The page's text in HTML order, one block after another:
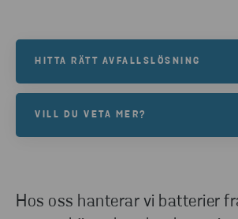
Hos oss hanterar vi batterier
HITTA RÄTT AVFALLSLÖSNING
KONTAKTA OSS
VILL DU VETA MER?
nytt liv i andra produkter